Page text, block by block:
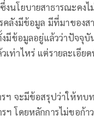
นโยบายสาธารณะคง
คลังมีข้อมูล มีที่มาของ
มีข้อมูลอยู่แล้วว่าปัจจุ
ท่าไหร่ แต่รายละเอีย
ฯ จะมีข้อสรุปว่าให้ทบ
ฯ โดยหลักการไม่ขอ